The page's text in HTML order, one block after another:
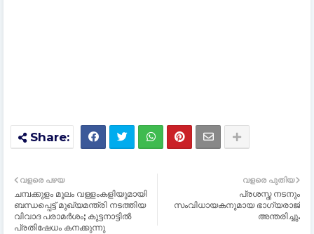
വളരെ പുതിയ
പ്രശസ്ത നടനും
സംവിധായകനുമായ ഭാഗ്യരാജ്
അന്തരിച്ചു.
വളരെ പഴയ
ചമ്പക്കുളം മൂലം വള്ളംകളിയുമായി
ബന്ധപ്പെട്ട് മുഖ്യമന്ത്രി നടത്തിയ
വിവാദ പരാമർശം; കുട്ടനാട്ടിൽ
പ്രതിഷേധം കനക്കുന്നു